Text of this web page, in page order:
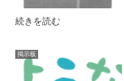
続きを読む
掲示板